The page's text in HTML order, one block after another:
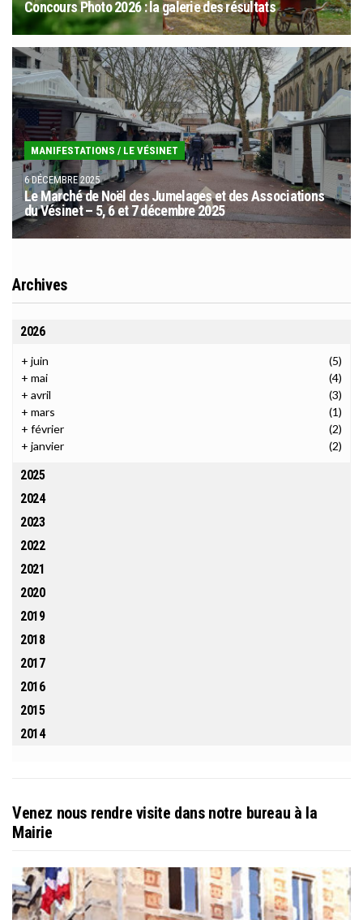
Concours Photo 2026 : la galerie des résultats
MANIFESTATIONS / LE VÉSINET
6 DÉCEMBRE 2025
Le Marché de Noël des Jumelages et des Associations
du Vésinet – 5, 6 et 7 décembre 2025
Archives
2026
+ juin
(5)
+ mai
(4)
+ avril
(3)
+ mars
(1)
+ février
(2)
+ janvier (2)
2025
2024
2023
2022
2021
2020
2019
2018
2017
2016
2015
2014
Venez nous rendre visite dans notre bureau à la
Mairie